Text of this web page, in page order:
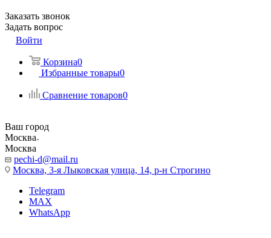
Заказать звонок
Задать вопрос
Войти
Корзина0
Избранные товары0
Сравнение товаров0
Ваш город
Москва
Москва
pechi-d@mail.ru
Москва, 3-я Лыковская улица, 14, р-н Строгино
Telegram
MAX
WhatsApp